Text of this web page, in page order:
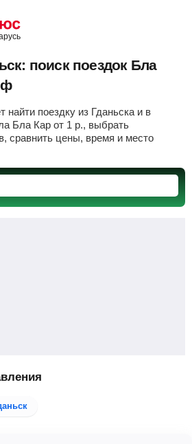
поиск поездок Бла
найти поездку из Гданьска и в
Бла Кар от 1 р., выбрать
сравнить цены, время и место